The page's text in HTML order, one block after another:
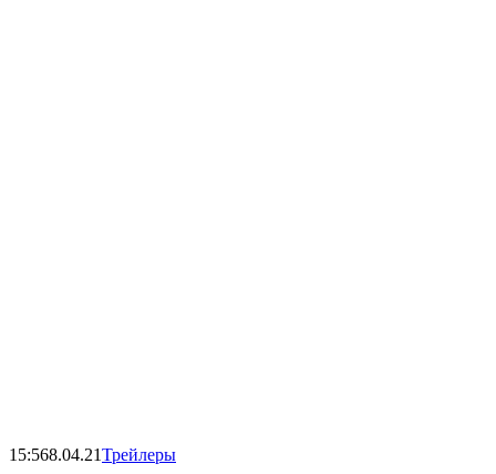
15:568.04.21Трейлеры